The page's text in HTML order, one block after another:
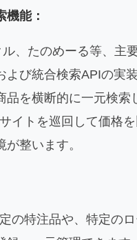
能：
、たのめーる等、主
び統合検索APIの実
を横断的に一元検索
イトを巡回して価格
整います。
の特注品や、特定の